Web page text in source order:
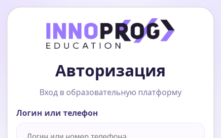
Авторизация
Вход в образовательную платформу
Логин или телефон